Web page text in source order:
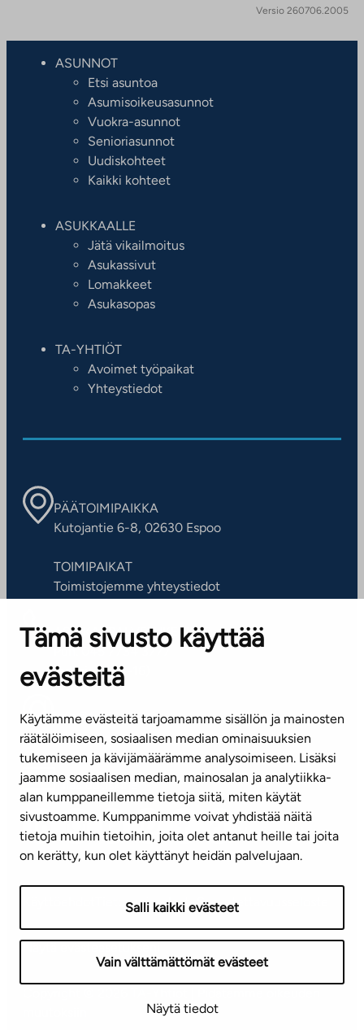
Tämä sivusto käyttää
evästeitä
Käytämme evästeitä tarjoamamme sisällön ja mainosten
räätälöimiseen, sosiaalisen median ominaisuuksien
tukemiseen ja kävijämäärämme analysoimiseen. Lisäksi
jaamme sosiaalisen median, mainosalan ja analytiikka-
alan kumppaneillemme tietoja siitä, miten käytät
sivustoamme. Kumppanimme voivat yhdistää näitä
tietoja muihin tietoihin, joita olet antanut heille tai joita
on kerätty, kun olet käyttänyt heidän palvelujaan.
Salli kaikki evästeet
Vain välttämättömät evästeet
Näytä tiedot
Versio 260706.2005
ASUNNOT
Etsi asuntoa
Asumisoikeusasunnot
Vuokra-asunnot
Senioriasunnot
Uudiskohteet
Kaikki kohteet
ASUKKAALLE
Jätä vikailmoitus
Asukassivut
Lomakkeet
Asukasopas
TA-YHTIÖT
Avoimet työpaikat
Yhteystiedot
PÄÄTOIMIPAIKKA
Kutojantie 6-8, 02630 Espoo
TOIMIPAIKAT
Toimistojemme yhteystiedot
ASIAKASPALVELUKESKUS
Puh. 045 7734 3777
(arkisin klo 8-16)
info@ta.fi
Tilaa uutiskirje
Mediapankki
TietosuojaselosteSaavutettavuusseloste